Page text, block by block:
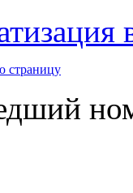
страницу